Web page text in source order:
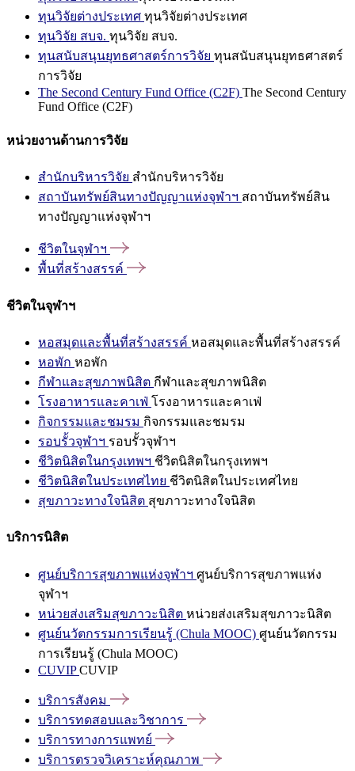
ทุนวิจัยต่างประเทศ ทุนวิจัยต่างประเทศ
ทุนวิจัย สบจ. ทุนวิจัย สบจ.
ทุนสนับสนุนยุทธศาสตร์การวิจัย ทุนสนับสนุนยุทธศาสตร์
การวิจัย
The Second Century Fund Office (C2F) The Second Century
Fund Office (C2F)
หน่วยงานด้านการวิจัย
สำนักบริหารวิจัย สำนักบริหารวิจัย
สถาบันทรัพย์สินทางปัญญาแห่งจุฬาฯ สถาบันทรัพย์สิน
ทางปัญญาแห่งจุฬาฯ
ชีวิตในจุฬาฯ
พื้นที่สร้างสรรค์
ชีวิตในจุฬาฯ
หอสมุดและพื้นที่สร้างสรรค์ หอสมุดและพื้นที่สร้างสรรค์
หอพัก หอพัก
กีฬาและสุขภาพนิสิต กีฬาและสุขภาพนิสิต
โรงอาหารและคาเฟ่ โรงอาหารและคาเฟ่
กิจกรรมและชมรม กิจกรรมและชมรม
รอบรั้วจุฬาฯ รอบรั้วจุฬาฯ
ชีวิตนิสิตในกรุงเทพฯ ชีวิตนิสิตในกรุงเทพฯ
ชีวิตนิสิตในประเทศไทย ชีวิตนิสิตในประเทศไทย
สุขภาวะทางใจนิสิต สุขภาวะทางใจนิสิต
บริการนิสิต
ศูนย์บริการสุขภาพแห่งจุฬาฯ ศูนย์บริการสุขภาพแห่ง
จุฬาฯ
หน่วยส่งเสริมสุขภาวะนิสิต หน่วยส่งเสริมสุขภาวะนิสิต
ศูนย์นวัตกรรมการเรียนรู้ (Chula MOOC) ศูนย์นวัตกรรม
การเรียนรู้ (Chula MOOC)
CUVIPCUVIP
บริการสังคม
บริการทดสอบและวิชาการ
บริการทางการแพทย์
บริการตรวจวิเคราะห์คุณภาพ